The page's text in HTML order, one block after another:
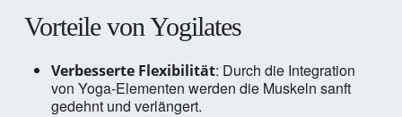
Vorteile von Yogilates
Verbesserte Flexibilität: Durch die Integration
von Yoga-Elementen werden die Muskeln sanft
gedehnt und verlängert.